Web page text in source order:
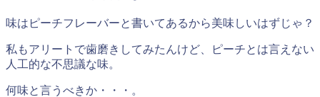
味はピーチフレーバーと書いてあるから美味しいはずじゃ？
私もアリートで歯磨きしてみたんけど、ピーチとは言えない
人工的な不思議な味。
何味と言うべきか・・・。